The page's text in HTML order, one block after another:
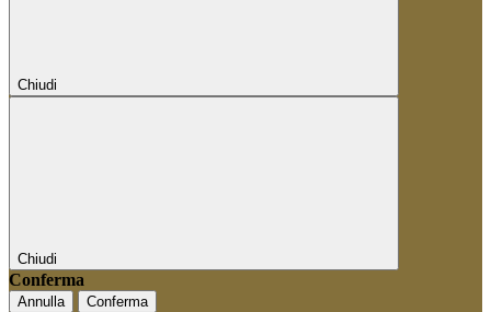
Chiudi
Chiudi
Conferma
Annulla Conferma